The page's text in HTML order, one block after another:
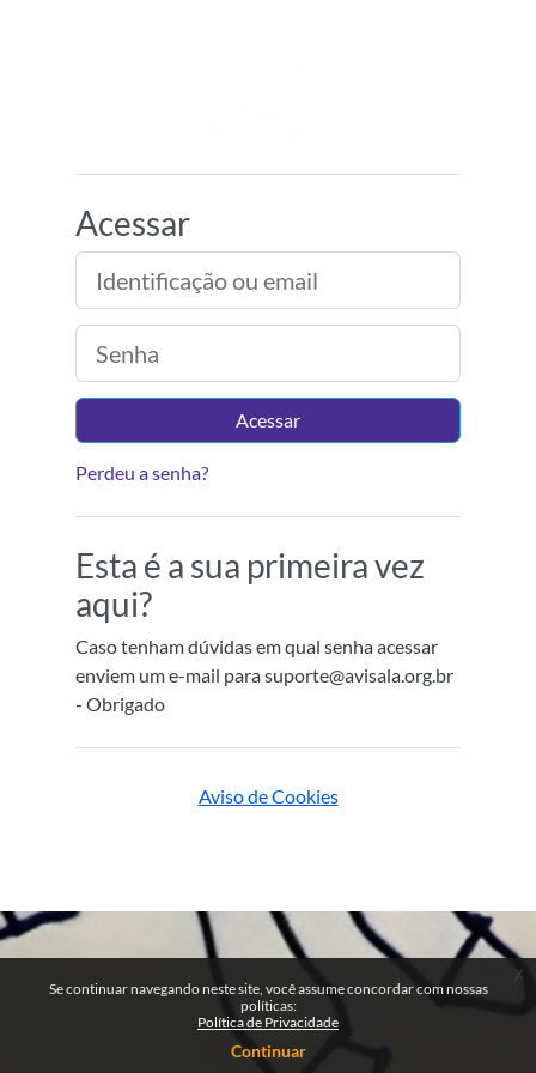
Acessar
Identificação ou email
Senha
Acessar
Perdeu a senha?
Esta é a sua primeira vez
aqui?
Caso tenham dúvidas em qual senha acessar
enviem um e-mail para suporte@avisala.org.br
- Obrigado
Aviso de Cookies
Se continuar navegando neste site, você assume concordar com nossas
políticas:
Política de Privacidade
Continuar
x